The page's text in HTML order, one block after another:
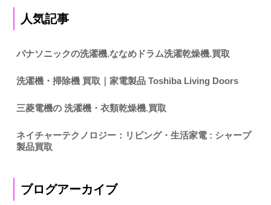
人気記事
パナソニックの洗濯機.ななめドラム洗濯乾燥機.買取
洗濯機・掃除機 買取｜家電製品 Toshiba Living Doors
三菱電機の 洗濯機・衣類乾燥機.買取
ネイチャーテクノロジー：リビング・生活家電 : シャープ
製品買取
ブログアーカイブ